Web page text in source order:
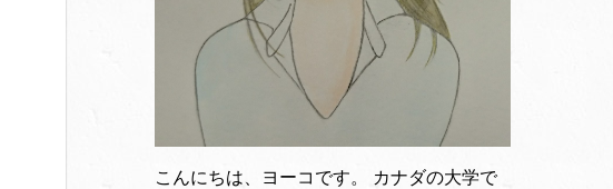
こんにちは、ヨーコです。 カナダの大学で